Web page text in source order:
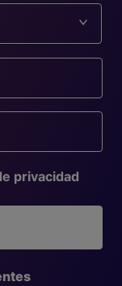
privacidad